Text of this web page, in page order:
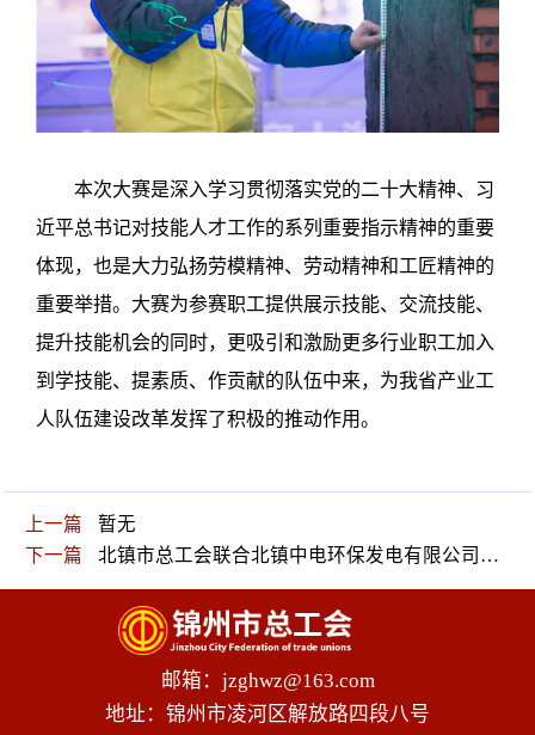
本次大赛是深入学习贯彻落实党的二十大精神、习
近平总书记对技能人才工作的系列重要指示精神的重要
体现，也是大力弘扬劳模精神、劳动精神和工匠精神的
重要举措。大赛为参赛职工提供展示技能、交流技能、
提升技能机会的同时，更吸引和激励更多行业职工加入
到学技能、提素质、作贡献的队伍中来，为我省产业工
人队伍建设改革发挥了积极的推动作用。
上一篇
暂无
下一篇
北镇市总工会联合北镇中电环保发电有限公司工会开展“学习二十大 未来可期” 低碳健步行活动
邮箱：jzghwz@163.com
地址：锦州市凌河区解放路四段八号